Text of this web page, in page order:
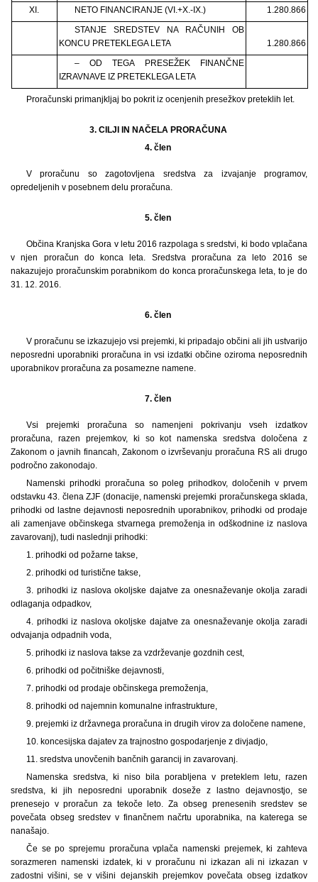
XI.
NETO FINANCIRANJE (VI.+X.-IX.)
1.280.866
STANJE SREDSTEV NA RAČUNIH OB
KONCU PRETEKLEGA LETA
1.280.866
– OD TEGA PRESEŽEK FINANČNE
IZRAVNAVE IZ PRETEKLEGA LETA
Proračunski primanjkljaj bo pokrit iz ocenjenih presežkov preteklih let.
3. CILJI IN NAČELA PRORAČUNA
4. člen
V proračunu so zagotovljena sredstva za izvajanje programov,
opredeljenih v posebnem delu proračuna.
5. člen
Občina Kranjska Gora v letu 2016 razpolaga s sredstvi, ki bodo vplačana
v njen proračun do konca leta. Sredstva proračuna za leto 2016 se
nakazujejo proračunskim porabnikom do konca proračunskega leta, to je do
31. 12. 2016.
6. člen
V proračunu se izkazujejo vsi prejemki, ki pripadajo občini ali jih ustvarijo
neposredni uporabniki proračuna in vsi izdatki občine oziroma neposrednih
uporabnikov proračuna za posamezne namene.
7. člen
Vsi prejemki proračuna so namenjeni pokrivanju vseh izdatkov
proračuna, razen prejemkov, ki so kot namenska sredstva določena z
Zakonom o javnih financah, Zakonom o izvrševanju proračuna RS ali drugo
področno zakonodajo.
Namenski prihodki proračuna so poleg prihodkov, določenih v prvem
odstavku 43. člena ZJF (donacije, namenski prejemki proračunskega sklada,
prihodki od lastne dejavnosti neposrednih uporabnikov, prihodki od prodaje
ali zamenjave občinskega stvarnega premoženja in odškodnine iz naslova
zavarovanj), tudi naslednji prihodki:
1. prihodki od požarne takse,
2. prihodki od turistične takse,
3. prihodki iz naslova okoljske dajatve za onesnaževanje okolja zaradi
odlaganja odpadkov,
4. prihodki iz naslova okoljske dajatve za onesnaževanje okolja zaradi
odvajanja odpadnih voda,
5. prihodki iz naslova takse za vzdrževanje gozdnih cest,
6. prihodki od počitniške dejavnosti,
7. prihodki od prodaje občinskega premoženja,
8. prihodki od najemnin komunalne infrastrukture,
9. prejemki iz državnega proračuna in drugih virov za določene namene,
10. koncesijska dajatev za trajnostno gospodarjenje z divjadjo,
11. sredstva unovčenih bančnih garancij in zavarovanj.
Namenska sredstva, ki niso bila porabljena v preteklem letu, razen
sredstva, ki jih neposredni uporabnik doseže z lastno dejavnostjo, se
prenesejo v proračun za tekoče leto. Za obseg prenesenih sredstev se
povečata obseg sredstev v finančnem načrtu uporabnika, na katerega se
nanašajo.
Če se po sprejemu proračuna vplača namenski prejemek, ki zahteva
sorazmeren namenski izdatek, ki v proračunu ni izkazan ali ni izkazan v
zadostni višini, se v višini dejanskih prejemkov povečata obseg izdatkov